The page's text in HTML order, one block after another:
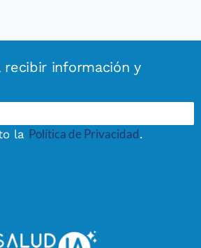
recibir información y
la Política de Privacidad.